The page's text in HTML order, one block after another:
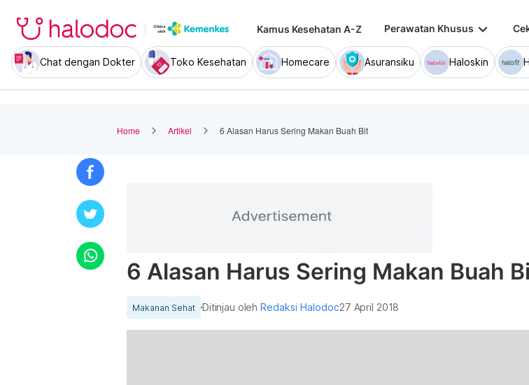
Kamus Kesehatan A-Z Perawatan Khusus keyboard_arrow_down
Chat dengan Dokter Toko Kesehatan Homecare Asuransiku Haloskin
Home Artikel 6 Alasan Harus Sering Makan Buah Bit
6 Alasan Harus Sering Makan Buah
Makanan Sehat Ditinjau olehRedaksi Halodoc27 April 2018